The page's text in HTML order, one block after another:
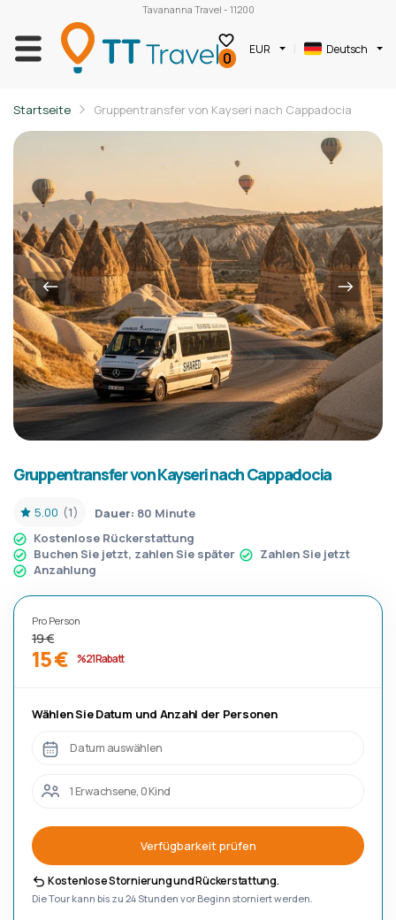
Tavananna Travel - 11200
0 EUR Deutsch
Startseite Gruppentransfer von Kayseri nach Cappadocia
Gruppentransfer von Kayseri nach Cappadocia
5.00 (1) Dauer: 80 Minute
Kostenlose Rückerstattung
Buchen Sie jetzt, zahlen Sie später
Zahlen Sie jetzt
Anzahlung
Pro Person
19 €
15 € %21 Rabatt
Wählen Sie Datum und Anzahl der Personen
Datum auswählen
1 Erwachsene, 0 Kind
Verfügbarkeit prüfen
Kostenlose Stornierung und Rückerstattung.
Die Tour kann bis zu 24 Stunden vor Beginn storniert werden.